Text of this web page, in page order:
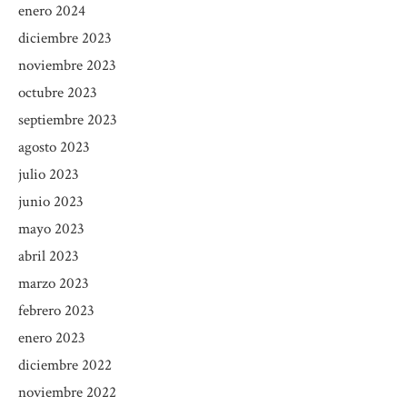
enero 2024
diciembre 2023
noviembre 2023
octubre 2023
septiembre 2023
agosto 2023
julio 2023
junio 2023
mayo 2023
abril 2023
marzo 2023
febrero 2023
enero 2023
diciembre 2022
noviembre 2022